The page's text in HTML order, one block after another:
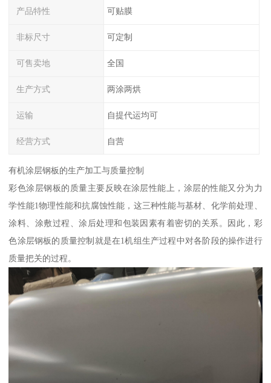
产品特性 可贴膜
非标尺寸 可定制
可售卖地 全国
生产方式 两涂两烘
运输 自提代运均可
经营方式 自营
有机涂层钢板的生产加工与质量控制
彩色涂层钢板的质量主要反映在涂层性能上，涂层的性能又分为力
学性能1物理性能和抗腐蚀性能，这三种性能与基材、化学前处理、
涂料、涂敷过程、涂后处理和包装因素有着密切的关系。因此，彩
色涂层钢板的质量控制就是在1机组生产过程中对各阶段的操作进行
质量把关的过程。